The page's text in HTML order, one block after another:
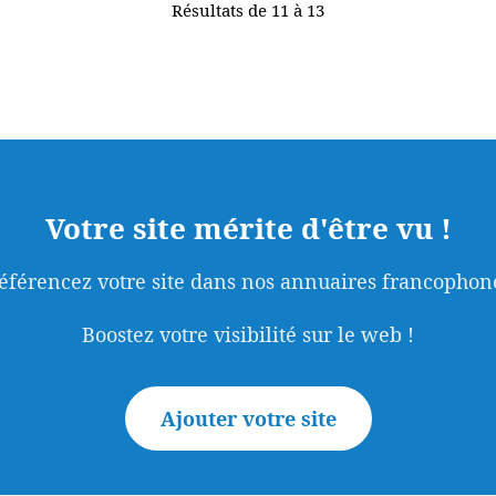
Résultats de 11 à 13
Votre site mérite d'être vu !
votre site dans nos annuaires
Boostez votre visibilité sur le web !
Ajouter votre site